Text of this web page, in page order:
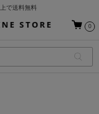
で送料無料
お取り寄せ商品を除く）
0